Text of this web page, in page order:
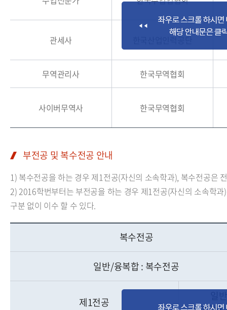
관세사 한국산업인력공단
무역관리사 한국무역협회
사이버무역사 한국무역협회
부전공 및 복수전공 안내
1) 복수전공을 하는 경우 제1전공(자신의 소속학과), 복수전공은
2) 2016학번부터는 부전공을 하는 경우 제1전공(자신의 소속학
구분 없이 이수 할 수 있다.
복수전공
일반/융복합 : 복수전공
제1전공